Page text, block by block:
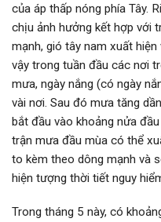
của áp thấp nóng phía Tây.
chịu ảnh hưởng kết hợp với
mạnh, gió tây nam xuất
vậy trong tuần đầu các nơi
mưa, ngày nắng (có ngày
vài nơi. Sau đó mưa tăng
bắt đầu vào khoảng nửa
trận mưa đầu mùa có thể
to kèm theo dông mạnh và
hiện tượng thời tiết nguy
Trong tháng 5 này, có